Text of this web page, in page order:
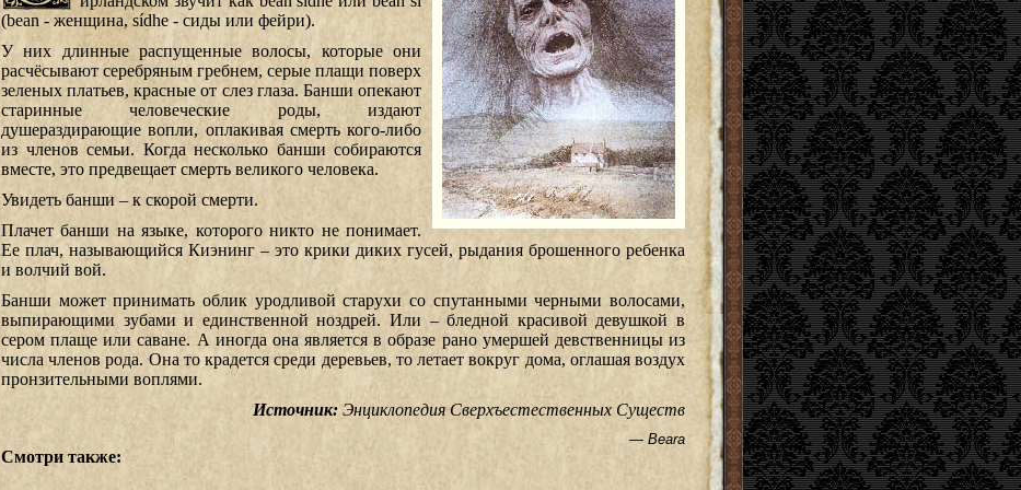
(bean - женщина, sídhe - сиды или фейри).
У них длинные распущенные волосы, которые они
расчёсывают серебряным гребнем, серые плащи поверх
зеленых платьев, красные от слез глаза. Банши опекают
старинные человеческие роды, издают
душераздирающие вопли, оплакивая смерть кого-либо
из членов семьи. Когда несколько банши собираются
вместе, это предвещает смерть великого человека.
Увидеть банши – к скорой смерти.
Плачет банши на языке, которого никто не понимает.
Ее плач, называющийся Киэнинг – это крики диких гусей, рыдания брошенного ребенка
и волчий вой.
Банши может принимать облик уродливой старухи со спутанными черными волосами,
выпирающими зубами и единственной ноздрей. Или – бледной красивой девушкой в
сером плаще или саване. А иногда она является в образе рано умершей девственницы из
числа членов рода. Она то крадется среди деревьев, то летает вокруг дома, оглашая воздух
пронзительными воплями.
Источник: Энциклопедия Сверхъестественных Существ
— Beara
Смотри также: